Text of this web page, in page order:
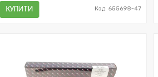
КУПИТИ Код: 655698-47